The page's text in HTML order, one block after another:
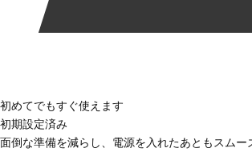
初めてでもすぐ使えます
初期設定済み
面倒な準備を減らし、電源を入れたあともスム